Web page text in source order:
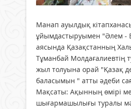
Манап ауылдық
ұйымдастыруымен "Әлем -
аясында Қазақстанның
Тұманбай Молдағалиевтің
жыл толуына орай "Қазақ
баласымын " атты әдеби
Мақсаты: Ақынның өмірі
шығармашылығы туралы